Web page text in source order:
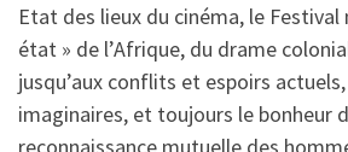
Etat des lieux du cinéma, le Festival
état » de l’Afrique, du drame
jusqu’aux conflits et espoirs
imaginaires, et toujours le bonheur
reconnaissance mutuelle des